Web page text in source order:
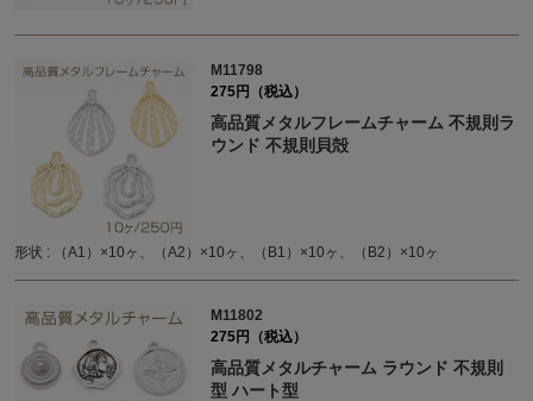
M11798
275円（税込）
高品質メタルフレームチャーム 不規則ラ
ウンド 不規則貝殻
形状 : （A1）×10ヶ、（A2）×10ヶ、（B1）×10ヶ、（B2）×10ヶ
M11802
275円（税込）
高品質メタルチャーム ラウンド 不規則
型 ハート型